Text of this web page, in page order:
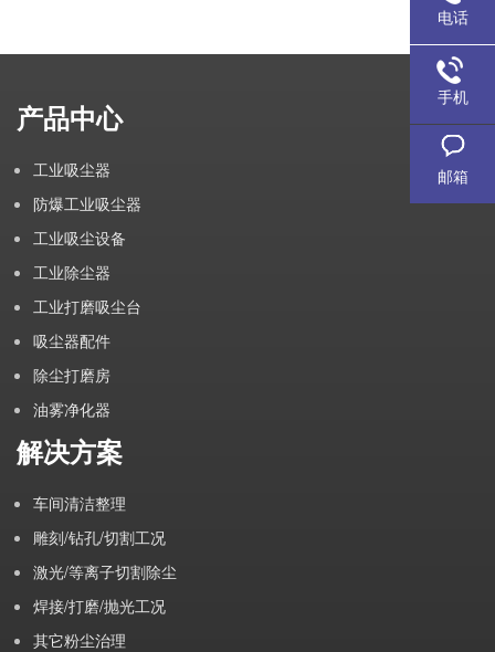
产品中心
工业吸尘器
防爆工业吸尘器
工业吸尘设备
工业除尘器
工业打磨吸尘台
吸尘器配件
除尘打磨房
油雾净化器
解决方案
车间清洁整理
雕刻/钻孔/切割工况
激光/等离子切割除尘
焊接/打磨/抛光工况
其它粉尘治理
电话
手机
邮箱